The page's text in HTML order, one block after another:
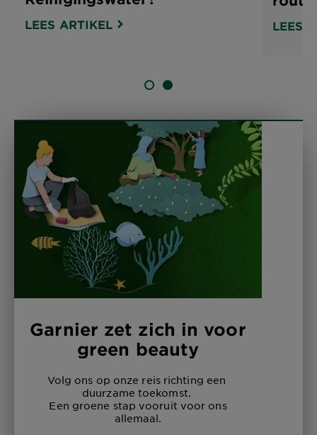
LEES ARTIKEL LEES
SLIDE 1SLIDE 2
Garnier zet zich in voor
green beauty
Volg ons op onze reis richting een
duurzame toekomst.
Een groene stap vooruit voor ons
allemaal.